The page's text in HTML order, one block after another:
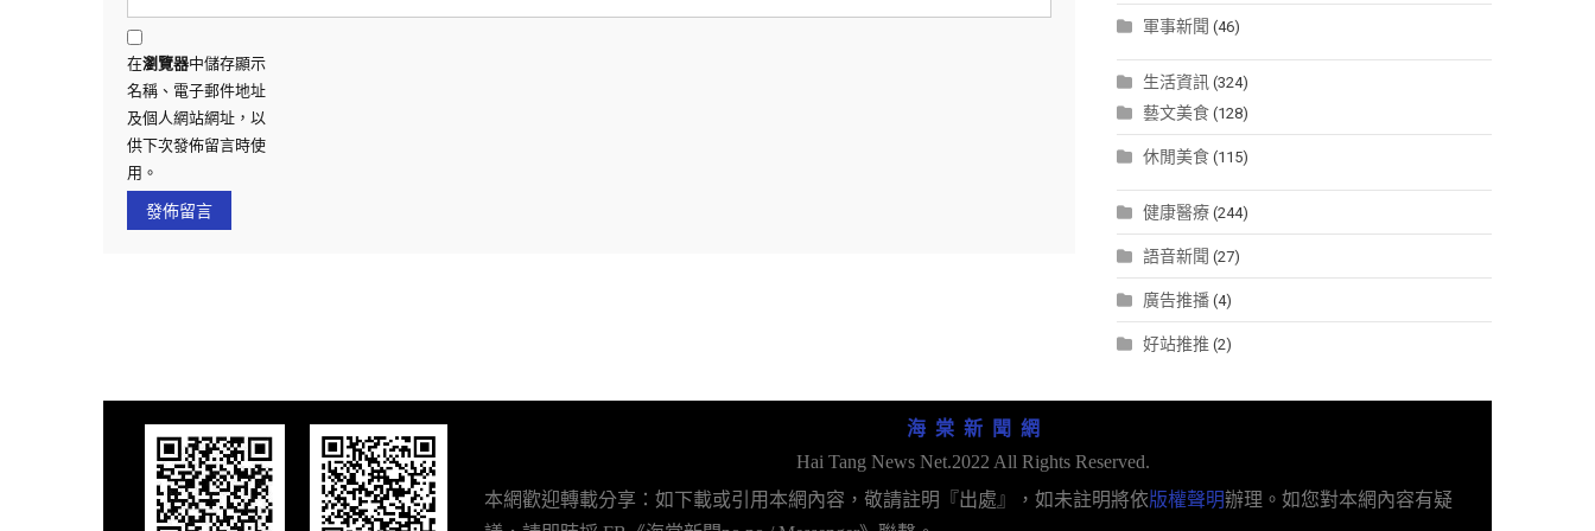
在瀏覽器中儲存顯示
名稱、電子郵件地址
及個人網站網址，以
供下次發佈留言時使
用。
軍事新聞 (46)
生活資訊 (324)
藝文美食 (128)
休閒美食 (115)
健康醫療 (244)
語音新聞 (27)
廣告推播 (4)
好站推推 (2)
海 棠 新 聞 網
Hai Tang News Net.2022 All Rights Reserved.
本網歡迎轉載分享：如下載或引用本網內容，敬請註明『出處』，如未註明將依版權聲明辦理。如您對本網內容有疑